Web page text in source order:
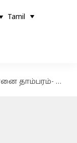
Tamil
இடையே வாரத்திற்கு 3 நாட்கள் சிறப்பு ரயில்கள் இயக்கம்